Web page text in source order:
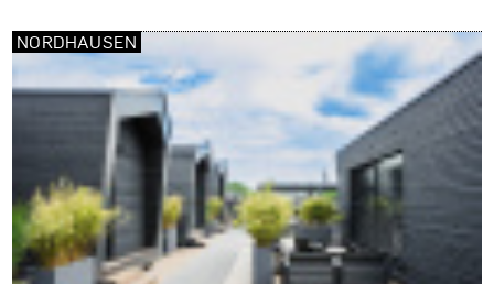
NORDHAUSEN